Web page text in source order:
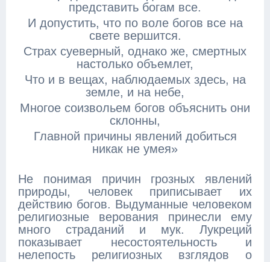
представить богам все.
И допустить, что по воле богов все на
свете вершится.
Страх суеверный, однако же, смертных
настолько объемлет,
Что и в вещах, наблюдаемых здесь, на
земле, и на небе,
Многое соизвольем богов объяснить они
склонны,
Главной причины явлений добиться
никак не умея»
Не понимая причин грозных явлений
природы, человек приписывает их
действию богов. Выдуманные человеком
религиозные верования принесли ему
много страданий и мук. Лукреций
показывает несостоятельность и
нелепость религиозных взглядов о